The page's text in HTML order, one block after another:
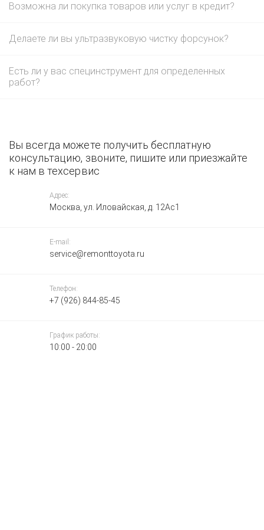
Возможна ли покупка товаров или услуг в кредит?
Делаете ли вы ультразвуковую чистку форсунок?
Есть ли у вас специнструмент для определенных
работ?
Вы всегда можете получить бесплатную
консультацию, звоните, пишите или приезжайте
к нам в техсервис
Адрес:
Москва, ул. Иловайская, д. 12Ас1
E-mail:
service@remonttoyota.ru
Телефон:
+7 (926) 844-85-45
График работы:
10:00 - 20:00